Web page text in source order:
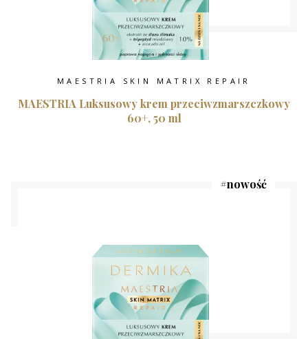
MAESTRIA SKIN MATRIX REPAIR
MAESTRIA Luksusowy krem przeciwzmarszczkowy
60+, 50 ml
#nowość